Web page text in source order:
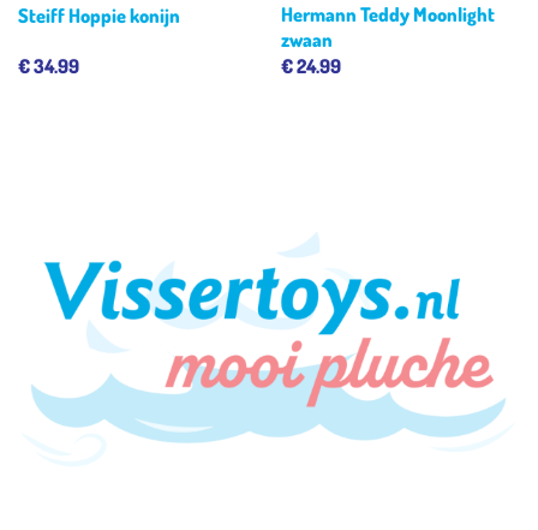
Steiff Hoppie konijn
€34.99
Hermann Teddy Moonlight
zwaan
€24.99